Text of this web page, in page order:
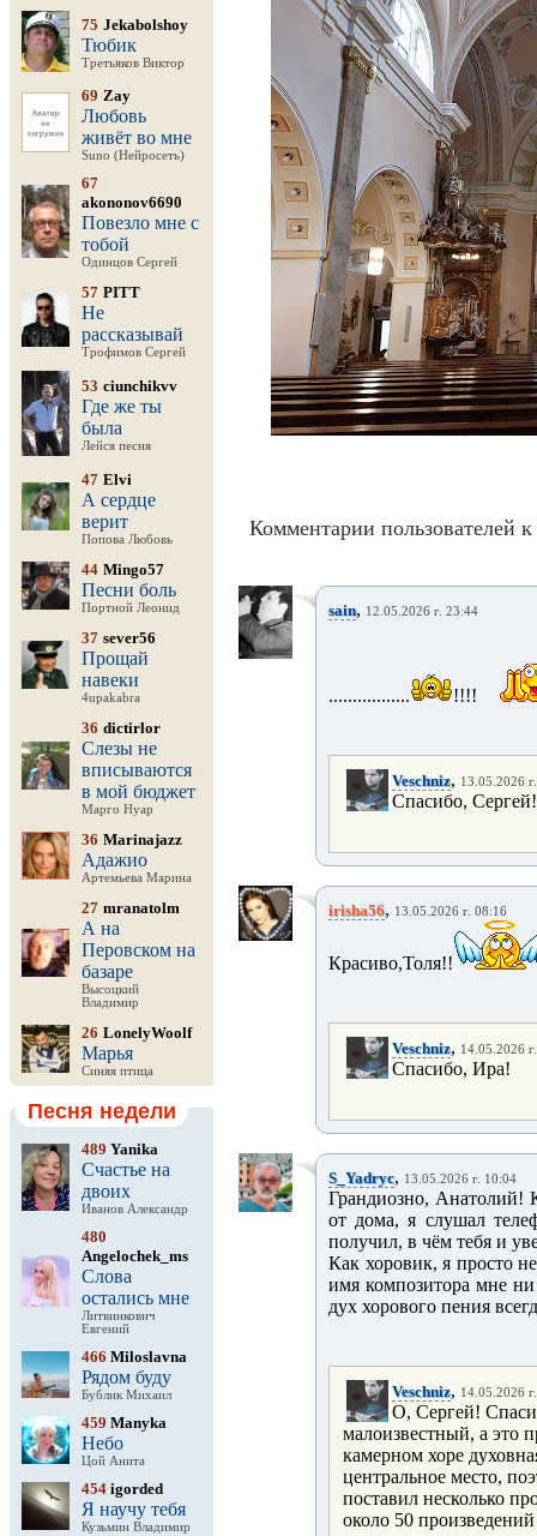
75 Jekabolshoy
Тюбик
Третьяков Виктор
69 Zay
Любовь
живёт во мне
Suno (Нейросеть)
67
akononov6690
Повезло мне с
тобой
Одинцов Сергей
57 PITT
Не
рассказывай
Трофимов Сергей
53 ciunchikvv
Где же ты
была
Лейся песня
47 Elvi
А сердце
верит
Попова Любовь
44 Mingo57
Песни боль
Портной Леонид
37 sever56
Прощай
навеки
4upakabra
36 dictirlor
Слезы не
вписываются
в мой бюджет
Марго Нуар
36 Marinajazz
Адажио
Артемьева Марина
27 mranatolm
А на
Перовском на
базаре
Высоцкий
Владимир
26 LonelyWoolf
Марья
Синяя птица
Песня недели
489 Yanika
Счастье на
двоих
Иванов Александр
480
Angelochek_ms
Слова
остались мне
Литвинкович
Евгений
466 Miloslavna
Рядом буду
Бублик Михаил
459 Manyka
Небо
Цой Анита
454 igorded
Я научу тебя
Кузьмин Владимир
Комментарии пользователей
sain, 12.05.2026 г. 23:44
................. !!!!
Veschniz, 13.05.2026
Спасибо,
irisha56, 13.05.2026 г. 08:16
Красиво,Толя!!
Veschniz, 14.05.2026
Спасибо, Ира!
S_Yadryc, 13.05.2026 г. 10:04
Грандиозно, Анатолий!
от дома, я слушал
получил, в чём тебя и
Как хоровик, я просто
имя композитора мне
дух хорового пения
Veschniz, 14.05.2026
О, Сергей!
малоизвестный, а это
камерном хоре
центральное место,
поставил несколько
около 50